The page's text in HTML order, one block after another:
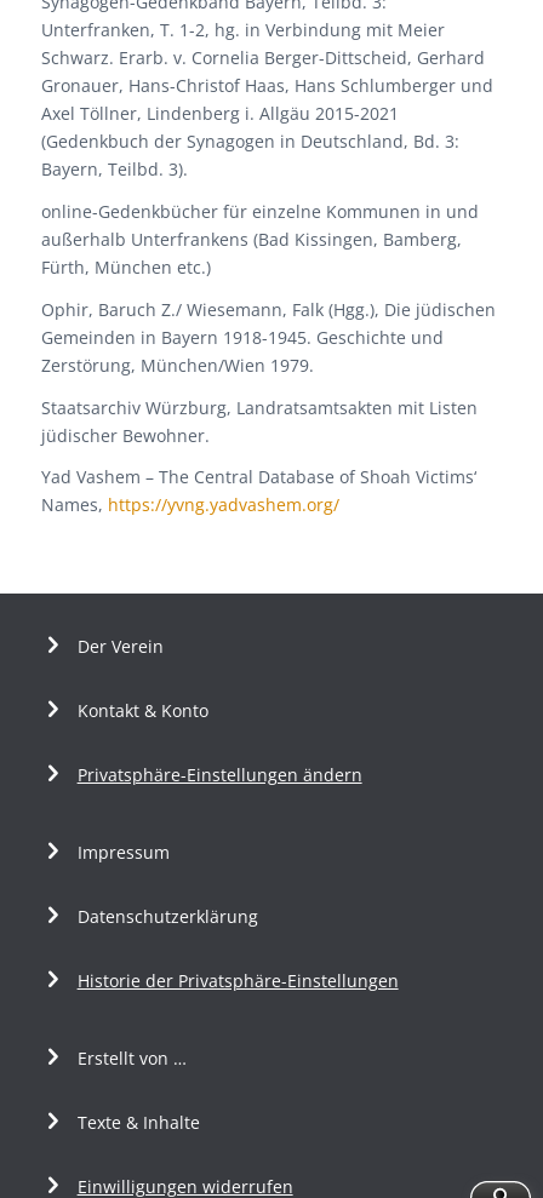
Unterfranken, T. 1-2, hg. in Verbindung mit Meier
Schwarz. Erarb. v. Cornelia Berger-Dittscheid, Gerhard
Gronauer, Hans-Christof Haas, Hans Schlumberger und
Axel Töllner, Lindenberg i. Allgäu 2015-2021
(Gedenkbuch der Synagogen in Deutschland, Bd. 3:
Bayern, Teilbd. 3).
online-Gedenkbücher für einzelne Kommunen in und
außerhalb Unterfrankens (Bad Kissingen, Bamberg,
Fürth, München etc.)
Ophir, Baruch Z./ Wiesemann, Falk (Hgg.), Die jüdischen
Gemeinden in Bayern 1918-1945. Geschichte und
Zerstörung, München/Wien 1979.
Staatsarchiv Würzburg, Landratsamtsakten mit Listen
jüdischer Bewohner.
Yad Vashem – The Central Database of Shoah Victims‘
Names, https://yvng.yadvashem.org/
Der Verein
Kontakt & Konto
Privatsphäre-Einstellungen ändern
Impressum
Datenschutzerklärung
Historie der Privatsphäre-Einstellungen
Erstellt von …
Texte & Inhalte
Einwilligungen widerrufen